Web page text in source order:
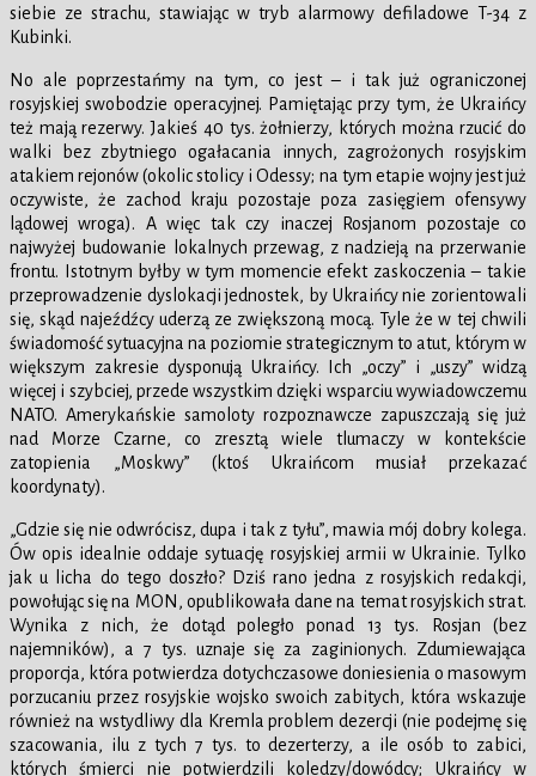
siebie ze strachu, stawiając w tryb alarmowy defiladowe T-34 z
Kubinki.
No ale poprzestańmy na tym, co jest – i tak już ograniczonej
rosyjskiej swobodzie operacyjnej. Pamiętając przy tym, że Ukraińcy
też mają rezerwy. Jakieś 40 tys. żołnierzy, których można rzucić do
walki bez zbytniego ogałacania innych, zagrożonych rosyjskim
atakiem rejonów (okolic stolicy i Odessy; na tym etapie wojny jest już
oczywiste, że zachod kraju pozostaje poza zasięgiem ofensywy
lądowej wroga). A więc tak czy inaczej Rosjanom pozostaje co
najwyżej budowanie lokalnych przewag, z nadzieją na przerwanie
frontu. Istotnym byłby w tym momencie efekt zaskoczenia – takie
przeprowadzenie dyslokacji jednostek, by Ukraińcy nie zorientowali
się, skąd najeźdźcy uderzą ze zwiększoną mocą. Tyle że w tej chwili
świadomość sytuacyjna na poziomie strategicznym to atut, którym w
większym zakresie dysponują Ukraińcy. Ich „oczy” i „uszy” widzą
więcej i szybciej, przede wszystkim dzięki wsparciu wywiadowczemu
NATO. Amerykańskie samoloty rozpoznawcze zapuszczają się już
nad Morze Czarne, co zresztą wiele tlumaczy w kontekście
zatopienia „Moskwy” (ktoś Ukraińcom musiał przekazać
koordynaty).
„Gdzie się nie odwrócisz, dupa i tak z tyłu”, mawia mój dobry kolega.
Ów opis idealnie oddaje sytuację rosyjskiej armii w Ukrainie. Tylko
jak u licha do tego doszło? Dziś rano jedna z rosyjskich redakcji,
powołując się na MON, opublikowała dane na temat rosyjskich strat.
Wynika z nich, że dotąd poległo ponad 13 tys. Rosjan (bez
najemników), a 7 tys. uznaje się za zaginionych. Zdumiewająca
proporcja, która potwierdza dotychczasowe doniesienia o masowym
porzucaniu przez rosyjskie wojsko swoich zabitych, która wskazuje
również na wstydliwy dla Kremla problem dezercji (nie podejmę się
szacowania, ilu z tych 7 tys. to dezerterzy, a ile osób to zabici,
których śmierci nie potwierdzili koledzy/dowódcy; Ukraińcy w